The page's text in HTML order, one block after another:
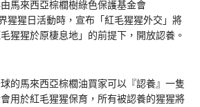
馬來西亞棕櫚樹綠色保護基金會
界猩猩日活動時，宣布「紅毛猩猩外交」將
猩猩於原棲息地」的前提下，開放認養。
的馬來西亞棕櫚油買家可以『認養』一隻
用於紅毛猩猩保育，所有被認養的猩猩將